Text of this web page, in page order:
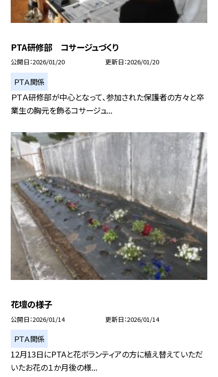
PTA研修部 コサージュづくり
公開日 2026/01/20 更新日 2026/01/20
ＰＴＡ関係
ＰＴＡ研修部が中心となって、参加された保護者の方々と卒
業生の胸元を飾るコサージュ...
花壇の様子
公開日 2026/01/14 更新日 2026/01/14
ＰＴＡ関係
12月13日にPTAと花ボランティアの方に植え替えていただ
いたお花の１か月後の様...